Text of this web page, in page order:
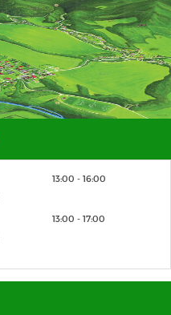
13:00 - 16:00
13:00 - 17:00